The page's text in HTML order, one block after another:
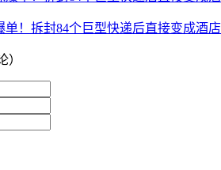
单！拆封84个巨型快递后直接变成酒店
）